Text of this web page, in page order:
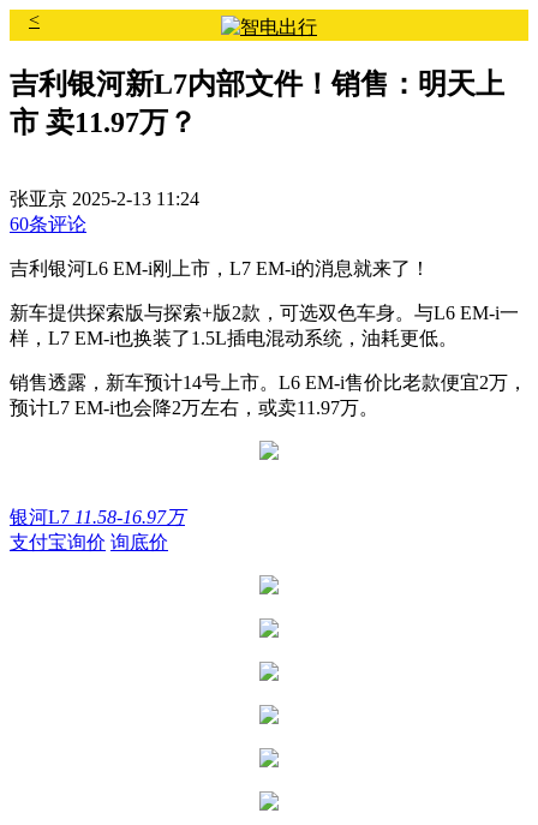
<
吉利银河新L7内部文件！销售：明天上
市 卖11.97万？
张亚京 2025-2-13 11:24
60条评论
吉利银河L6 EM-i刚上市，L7 EM-i的消息就来了！
新车提供探索版与探索+版2款，可选双色车身。与L6 EM-i一
样，L7 EM-i也换装了1.5L插电混动系统，油耗更低。
销售透露，新车预计14号上市。L6 EM-i售价比老款便宜2万，
预计L7 EM-i也会降2万左右，或卖11.97万。
银河L7 11.58-16.97万
支付宝询价 询底价